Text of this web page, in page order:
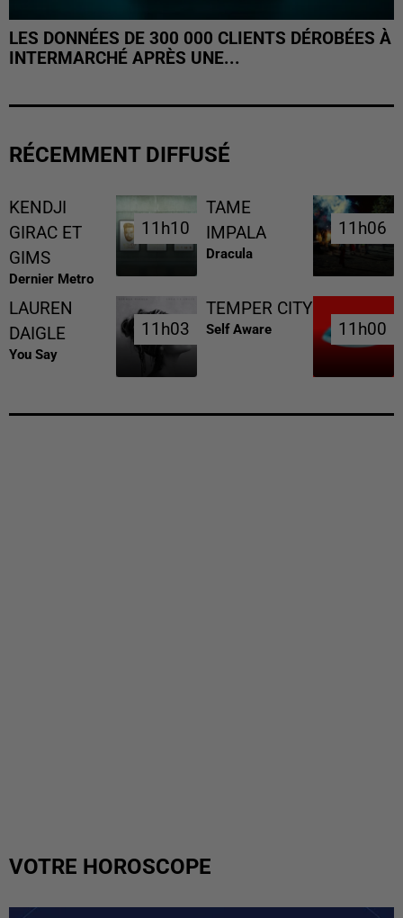
LES DONNÉES DE 300 000 CLIENTS DÉROBÉES À
INTERMARCHÉ APRÈS UNE...
RÉCEMMENT DIFFUSÉ
KENDJI
GIRAC ET
GIMS
Dernier Metro
11h10
11h10
TAME
IMPALA
Dracula
11h06
11h06
LAUREN
DAIGLE
You Say
11h03
11h03
TEMPER CITY
Self Aware 11h00
11h00
VOTRE HOROSCOPE